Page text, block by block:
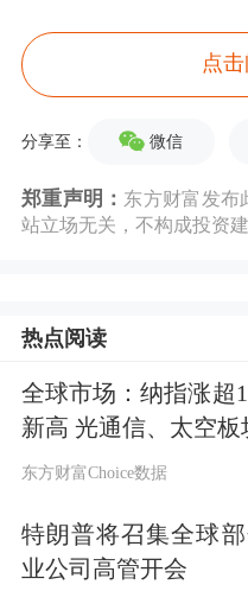
贷款增加8415亿
加2844亿元，中
元；企(事)业单
款增加7252亿元
元。
8月末，外币贷
比增长12.2%。
美元，同比多增
三、8月份人民
点
分享至： 微信
郑重声明： 东方财富发布
站立场无关，不构成投资
热点阅读
全球市场：纳指涨超
新高 光通信、太空板
东方财富Choice数据
特朗普将召集全球
业公司高管开会